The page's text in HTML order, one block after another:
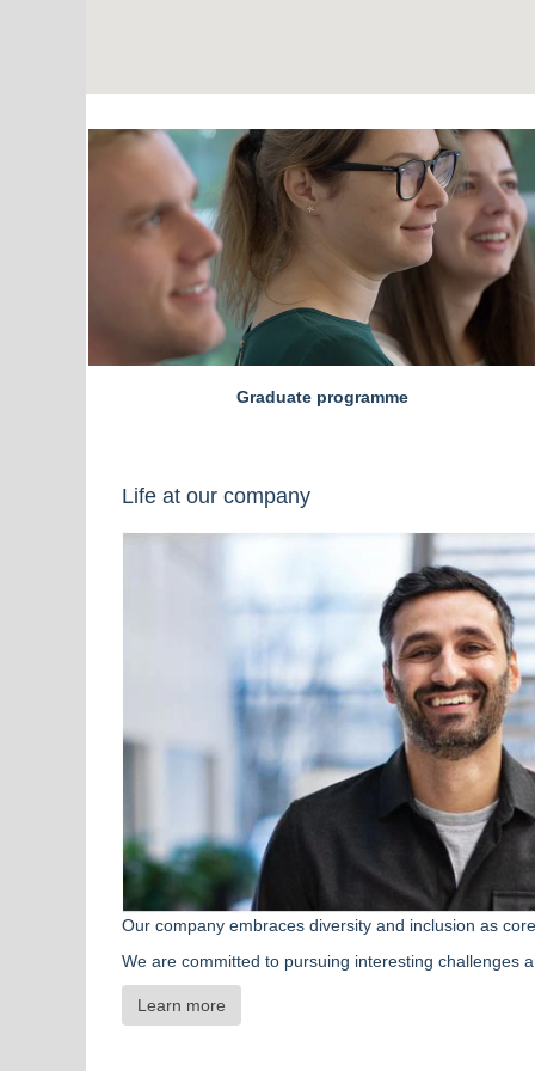
Graduate programme
Life at our company
Our company embraces diversity and inclusion as
We are committed to pursuing interesting challenges
Learn more